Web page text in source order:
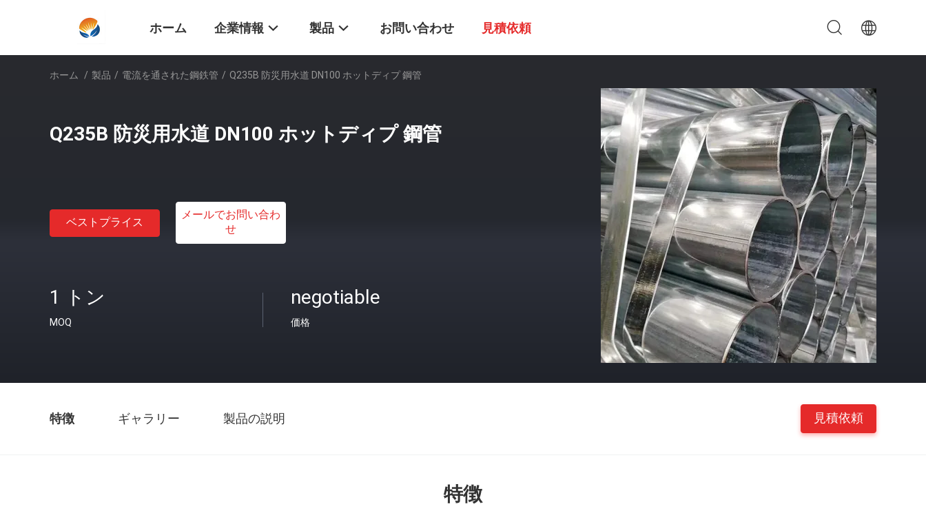
ホーム 企業情報 製品 お問い合わせ 見積依頼
ホーム / 製品 / 電流を通された鋼鉄管 / Q235B 防災用水道 DN100 ホットディプ 鋼管
Q235B 防災用水道 DN100 ホットディプ 鋼管
ベストプライス
メールでお問い合わ
せ
1 トン
MOQ
negotiable
価格
特徴 ギャラリー 製品の説明 見積依頼
特徴